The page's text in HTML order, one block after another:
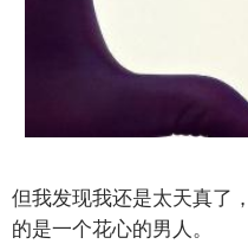
但我发现我还是太天真了
的是一个花心的男人。